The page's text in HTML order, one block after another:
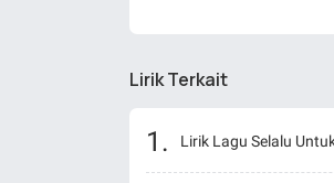
Lirik Terkait
Lirik Lagu Selalu